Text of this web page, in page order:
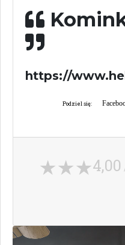
https://
Podziel się:
4,00